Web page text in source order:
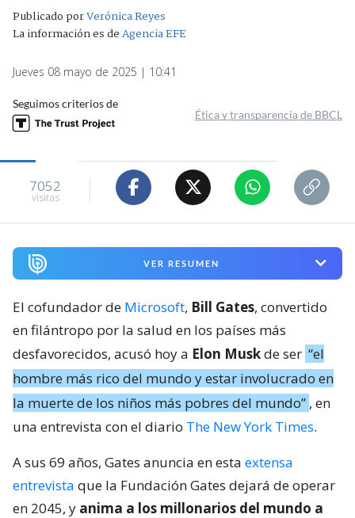
Publicado porVerónica Reyes
La información es deAgencia EFE
Jueves 08 mayo de 2025 | 10:41
Seguimos criterios de
Ética y transparencia de BBCL
7052
visitas
VER RESUMEN
El cofundador de Microsoft, Bill Gates, convertido
en filántropo por la salud en los países más
desfavorecidos, acusó hoy a Elon Muskde ser “el
hombre más rico del mundo y estar involucrado en
la muerte de los niños más pobres del mundo” , en
una entrevista con el diario The New York Times.
A sus 69 años, Gates anuncia en esta extensa
entrevista que la Fundación Gates dejará de operar
en 2045, y anima a los millonarios del mundo a